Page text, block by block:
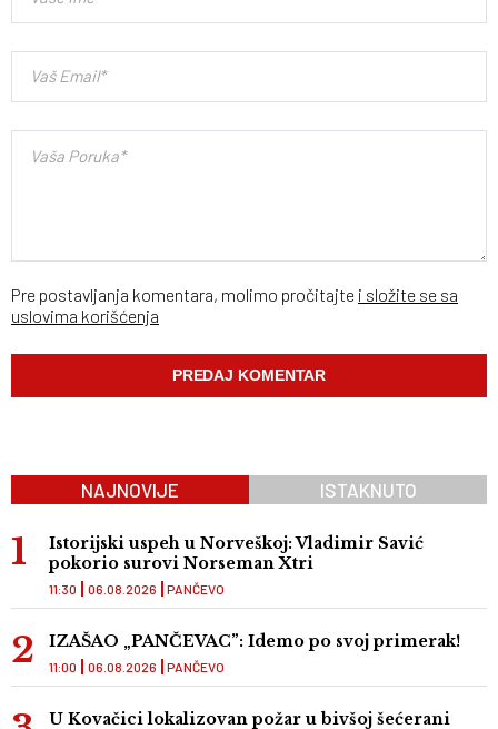
Pre postavljanja komentara, molimo pročitajte i složite se sa
uslovima korišćenja
NAJNOVIJE ISTAKNUTO
Istorijski uspeh u Norveškoj: Vladimir Savić
pokorio surovi Norseman Xtri
PANČEVO
11:30 06.08.2026
IZAŠAO „PANČEVAC”: Idemo po svoj primerak!
PANČEVO
11:00 06.08.2026
U Kovačici lokalizovan požar u bivšoj šećerani